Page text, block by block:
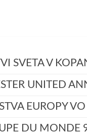
SVETA V
UNITED
EUROPY
DU MONDE